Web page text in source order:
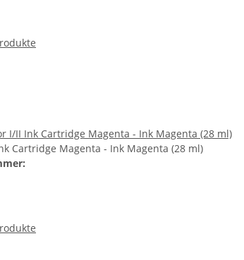
I/II Ink Cartridge Magenta - Ink Magenta (28 ml)
Cartridge Magenta - Ink Magenta (28 ml)